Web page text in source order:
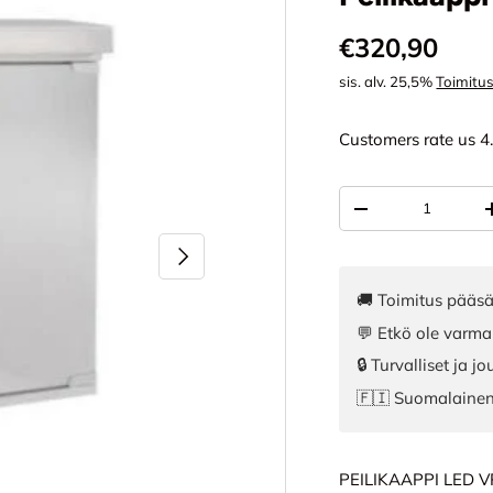
SEURAAVA
Normaali
€320,90
sis. alv. 25,5%
Customers rate us
VÄHENNÄ
🚚 Toimitus
💬 Etkö ole
🔒 Turvalliset ja
🇫🇮
PEILIKAAPPI LED